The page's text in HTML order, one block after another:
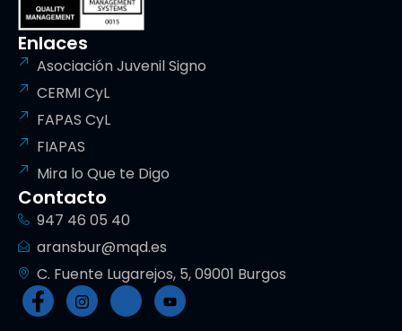
Enlaces
Asociación Juvenil Signo
CERMI CyL
FAPAS CyL
FIAPAS
Mira lo Que te Digo
Contacto
947 46 05 40
aransbur@mqd.es
C. Fuente Lugarejos, 5, 09001 Burgos